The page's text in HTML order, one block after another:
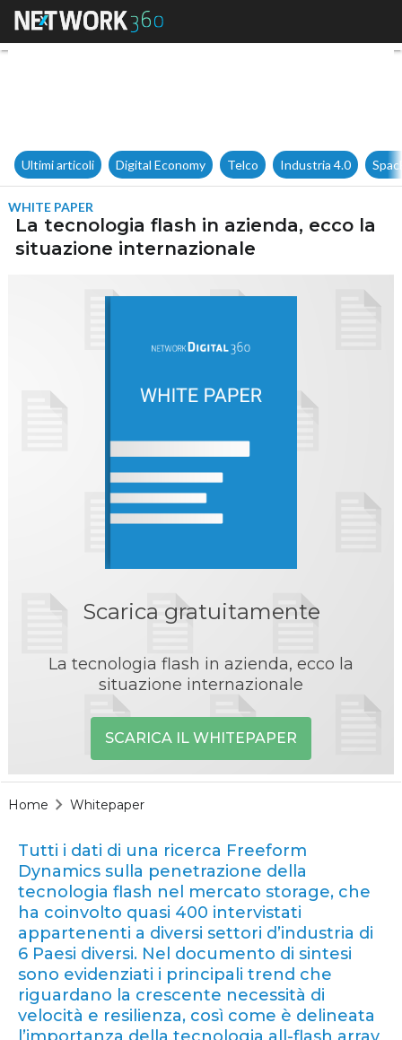
La tecnologia flash in
Ultimi articoli Digital Economy Telco Industria 4.0
WHITE PAPER
La tecnologia flash in azienda, ecco la
situazione internazionale
Scarica gratuitamente
La tecnologia flash in azienda, ecco la
situazione internazionale
SCARICA IL WHITEPAPER
Home Whitepaper
Tutti i dati di una ricerca Freeform
Dynamics sulla penetrazione della
tecnologia flash nel mercato storage, che
ha coinvolto quasi 400 intervistati
appartenenti a diversi settori d’industria di
6 Paesi diversi. Nel documento di sintesi
sono evidenziati i principali trend che
riguardano la crescente necessità di
velocità e resilienza, così come è delineata